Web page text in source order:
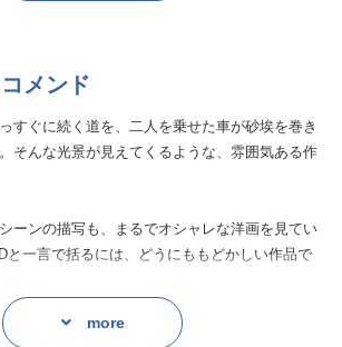
眠り男と恋男」、「眠り男と恋男-その後-」に加
ボーイコミックス デラックス／リブレ刊）
メンド
すぐに続く道を、二人を乗せた車が砂埃を巻き
そんな光景が見えてくるような、雰囲気ある作
ーンの描写も、まるでオシャレな洋画を見てい
一言で括るには、どうにももどかしい作品で
と共に楽しみたいような……この感覚は、お聴き
ことと存じます！
more